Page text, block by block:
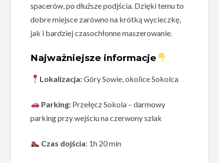
spacerów, po dłuższe podjścia. Dzięki temu to
dobre miejsce zarówno na krótką wycieczkę,
jak i bardziej czasochłonne maszerowanie.
Najważniejsze informacje
Lokalizacja:Góry Sowie, okolice Sokolca
Parking:Przełęcz Sokola – darmowy
parking przy wejściu na czerwony szlak
Czas dojścia: 1h 20 min